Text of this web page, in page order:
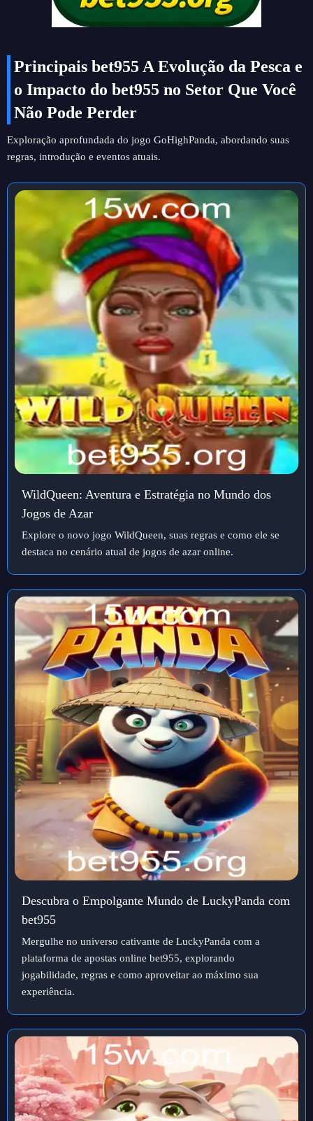
Principais bet955 A Evolução da Pesca e
o Impacto do bet955 no Setor Que Você
Não Pode Perder
Exploração aprofundada do jogo GoHighPanda, abordando suas
regras, introdução e eventos atuais.
WildQueen: Aventura e Estratégia no Mundo dos
Jogos de Azar
Explore o novo jogo WildQueen, suas regras e como ele se
destaca no cenário atual de jogos de azar online.
Descubra o Empolgante Mundo de LuckyPanda com
bet955
Mergulhe no universo cativante de LuckyPanda com a
plataforma de apostas online bet955, explorando
jogabilidade, regras e como aproveitar ao máximo sua
experiência.